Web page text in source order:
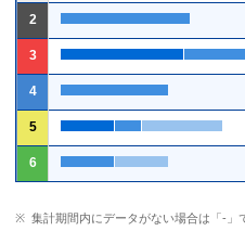
2
3
4
5
6
集計期間内にデータがない場合は「-」